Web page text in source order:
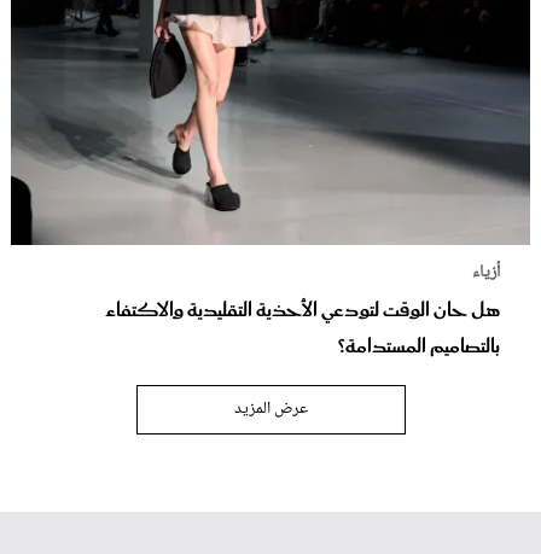
أزياء
هل حان الوقت لتودعي الأحذية التقليدية والاكتفاء
بالتصاميم المستدامة؟
عرض المزيد